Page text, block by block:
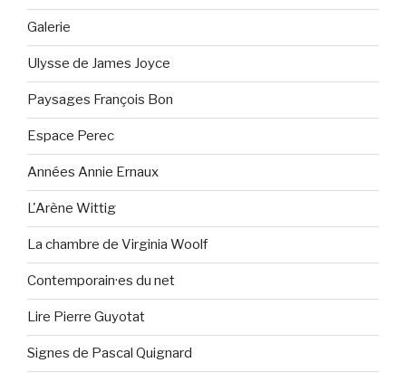
Galerie
Ulysse de James Joyce
Paysages François Bon
Espace Perec
Années Annie Ernaux
L'Arène Wittig
La chambre de Virginia Woolf
Contemporain·es du net
Lire Pierre Guyotat
Signes de Pascal Quignard